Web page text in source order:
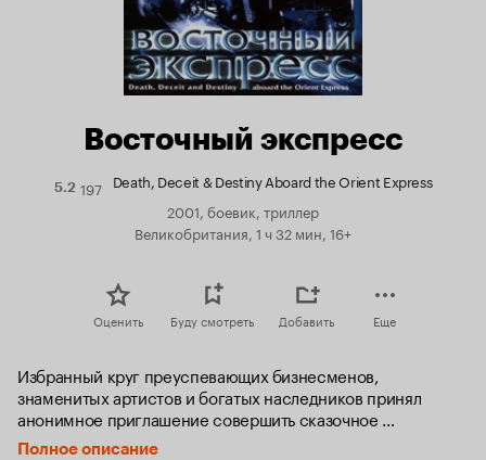
Восточный экспресс
5.2Рейтинг
197 Death, Deceit & Destiny Aboard the Orient Express
2001, боевик, триллер
Великобритания, 1 ч 32 мин, 16+
Оценить Буду смотреть Добавить Еще
Избранный круг преуспевающих бизнесменов,
знаменитых артистов и богатых наследников принял
анонимное приглашение совершить сказочное
путешествие на знаменитом Восточном Экспрессе.
Полное описание